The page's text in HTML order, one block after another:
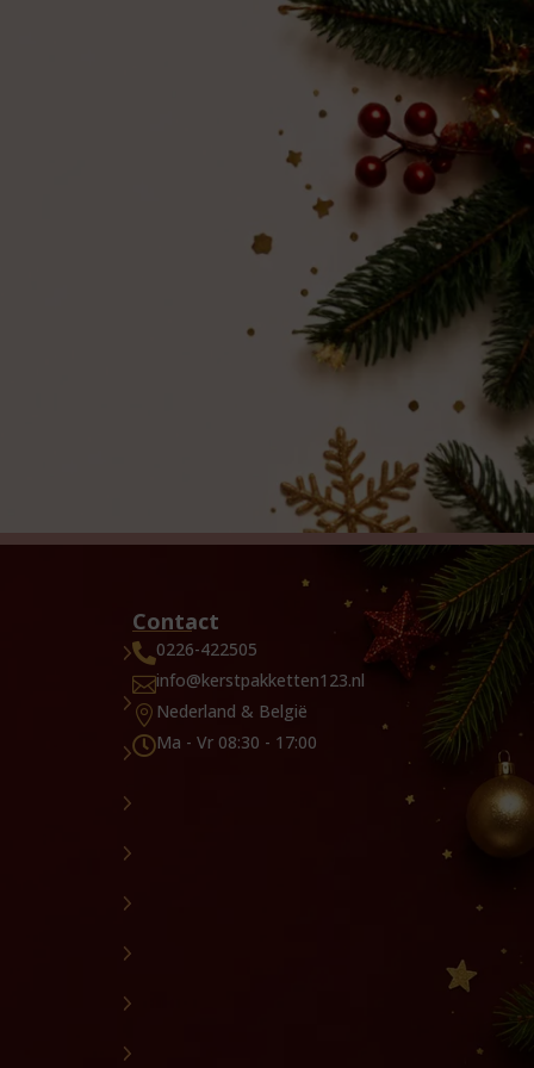
Contact
0226-422505
info@kerstpakketten123.nl
 Nederland & België
Ma - Vr 08:30 - 17:00